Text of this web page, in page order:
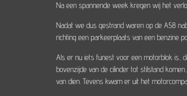
Na een spannende week kregen wij het
Nadat we dus gestrand waren op de A58
richting een parkeerplaats van een benzine
Als er nu iets funest voor een motorblok is,
bovenzijde van de cilinder tot stilstand
van dien. Tevens kwam er uit het